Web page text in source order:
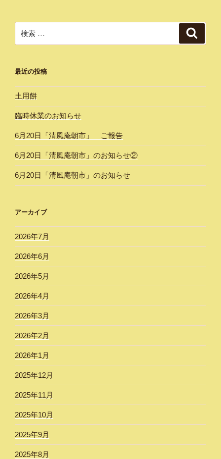
ン
索:
最近の投稿
土用餅
臨時休業のお知らせ
6月20日「清風庵朝市」 ご報告
6月20日「清風庵朝市」のお知らせ②
6月20日「清風庵朝市」のお知らせ
アーカイブ
2026年7月
2026年6月
2026年5月
2026年4月
2026年3月
2026年2月
2026年1月
2025年12月
2025年11月
2025年10月
2025年9月
2025年8月